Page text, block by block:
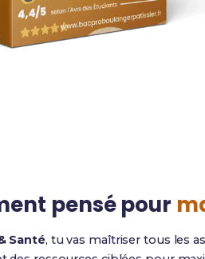
pensé pour
Santé, tu vas maîtriser tous les